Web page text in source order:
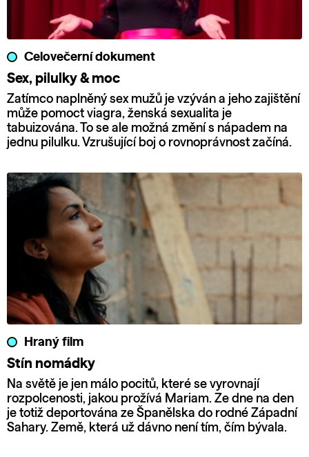
Celovečerní dokument
Sex, pilulky & moc
Zatímco naplněný sex mužů je vzýván a jeho zajištění
může pomoct viagra, ženská sexualita je
tabuizována. To se ale možná změní s nápadem na
jednu pilulku. Vzrušující boj o rovnoprávnost začíná.
Hraný film
Stín nomádky
Na světě je jen málo pocitů, které se vyrovnají
rozpolcenosti, jakou prožívá Mariam. Ze dne na den
je totiž deportována ze Španělska do rodné Západní
Sahary. Země, která už dávno není tím, čím bývala.